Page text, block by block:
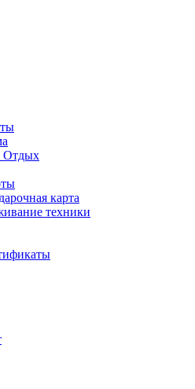
Отдых
карта
техники